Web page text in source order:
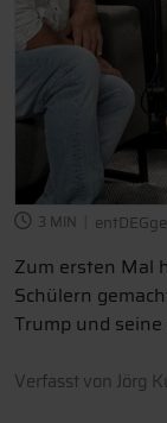
3 MIN
Zum ersten Mal
Schülern
Trump und
Verfasst von Jörg